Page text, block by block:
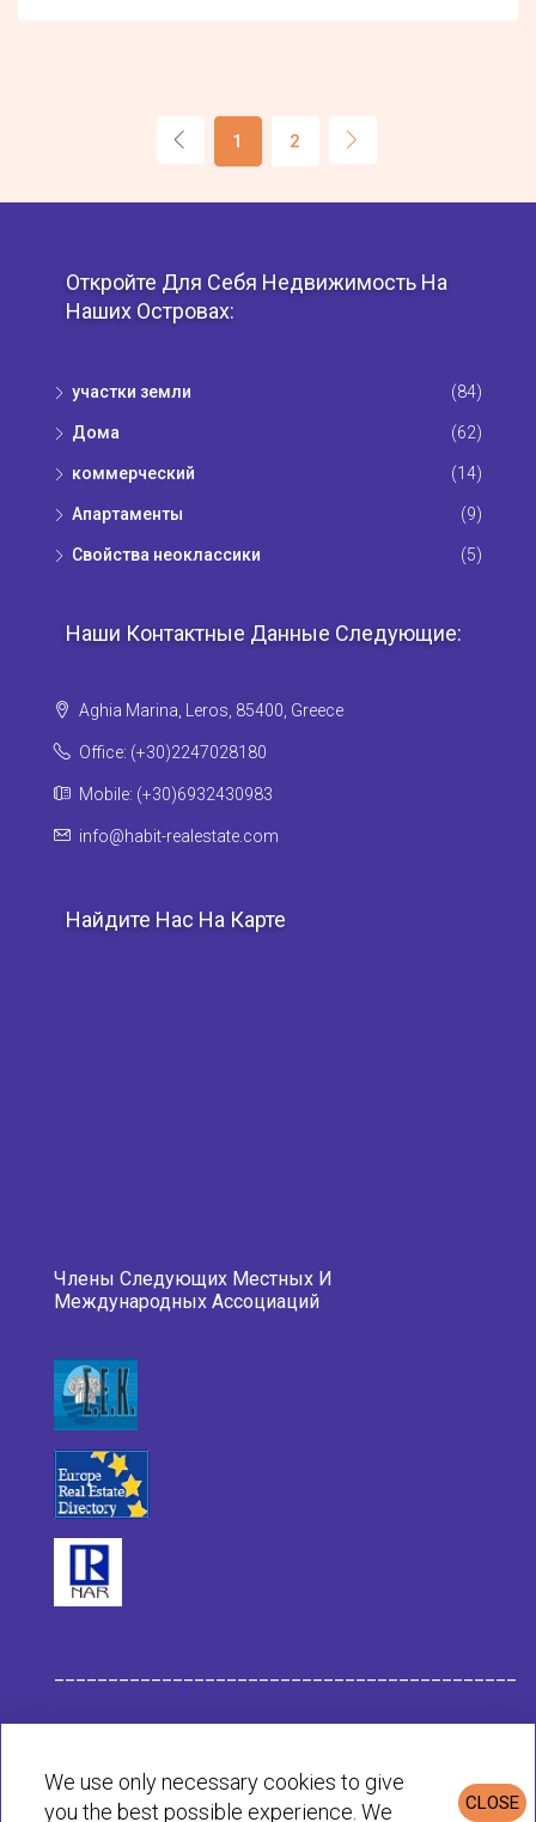
1 2
Откройте Для Себя Недвижимость На
Наших Островах:
участки земли (84)
Дома (62)
коммерческий (14)
Апартаменты (9)
Свойства неоклассики (5)
Наши Контактные Данные Следующие:
Aghia Marina, Leros, 85400, Greece
Office: (+30)2247028180
Mobile: (+30)6932430983
info@habit-realestate.com
Найдите Нас На Карте
Члены Следующих Местных И
Международных Ассоциаций
CLOSE
We use only necessary cookies to give
you the best possible experience. We